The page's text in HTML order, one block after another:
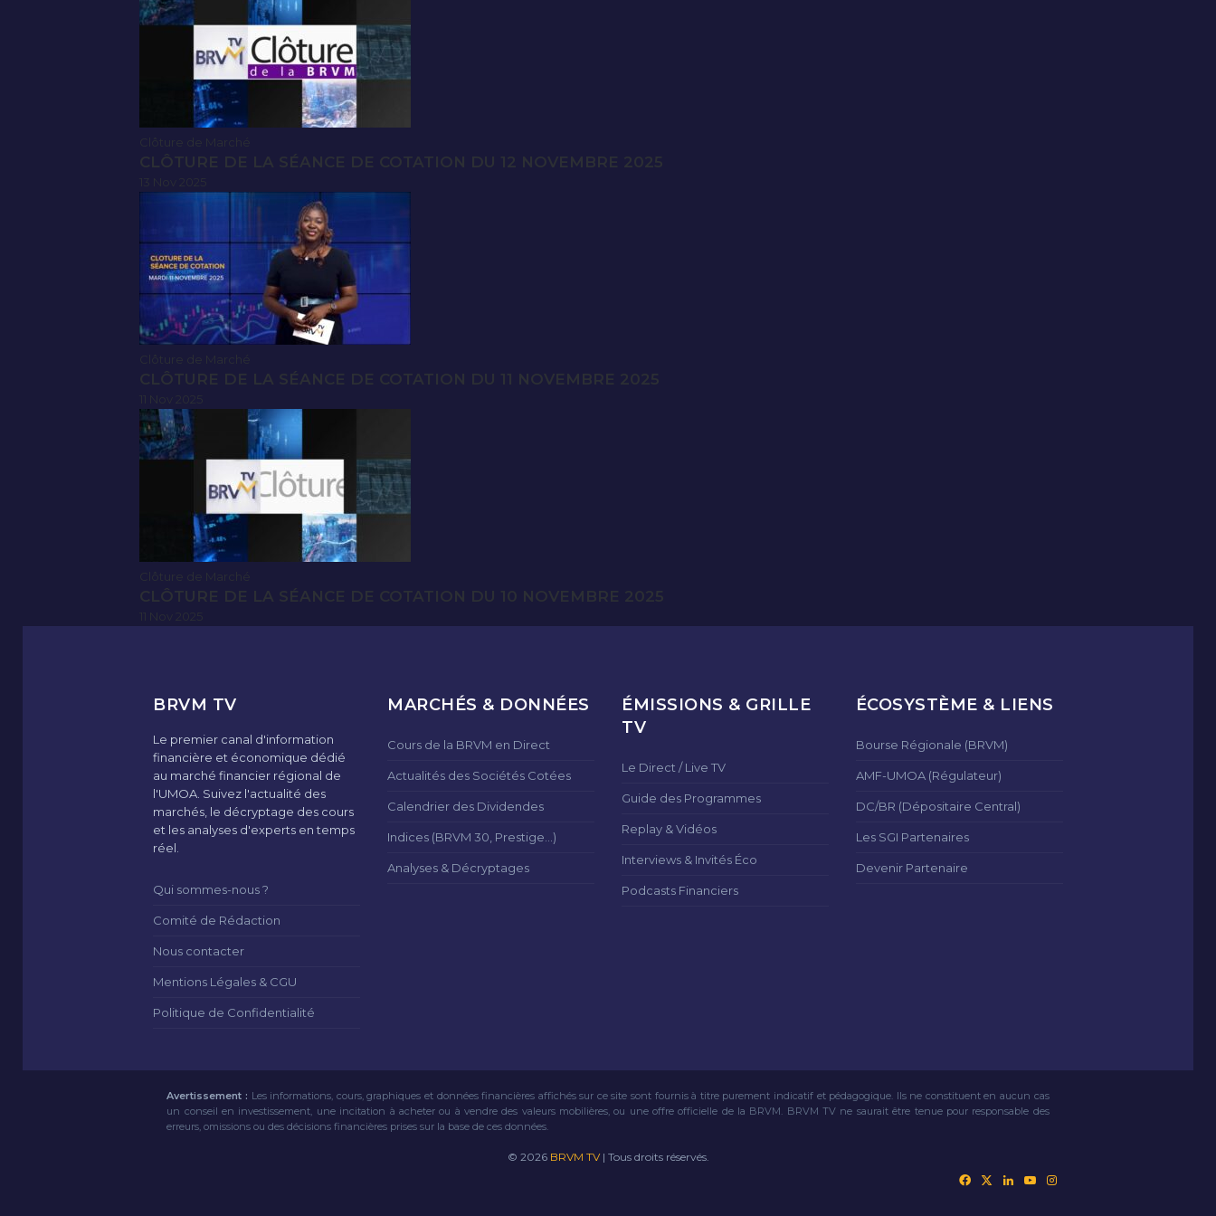
CLÔTURE DE LA SÉANCE DE COTATION DU 12 NOVEMBRE 2025
CLÔTURE DE LA SÉANCE DE COTATION DU 11 NOVEMBRE 2025
CLÔTURE DE LA SÉANCE DE COTATION DU 10 NOVEMBRE 2025
BRVM TV
Le premier canal d'information
financière et économique dédié
au marché financier régional de
l'UMOA. Suivez l'actualité des
marchés, le décryptage des cours
et les analyses d'experts en temps
réel.
Qui sommes-nous ?
Comité de Rédaction
Nous contacter
Mentions Légales & CGU
Politique de Confidentialité
MARCHÉS & DONNÉES
Cours de la BRVM en Direct
Actualités des Sociétés Cotées
Calendrier des Dividendes
Indices (BRVM 30, Prestige...)
Analyses & Décryptages
ÉMISSIONS & GRILLE
TV
Le Direct / Live TV
Guide des Programmes
Replay & Vidéos
Interviews & Invités Éco
Podcasts Financiers
ÉCOSYSTÈME & LIENS
Bourse Régionale (BRVM)
AMF-UMOA (Régulateur)
DC/BR (Dépositaire Central)
Les SGI Partenaires
Devenir Partenaire
Avertissement : Les informations, cours, graphiques et données financières affichés sur ce site sont fournis à titre purement indicatif et pédagogique. Ils ne constituent en aucun cas
un conseil en investissement, une incitation à acheter ou à vendre des valeurs mobilières, ou une offre officielle de la BRVM. BRVM TV ne saurait être tenue pour responsable des
erreurs, omissions ou des décisions financières prises sur la base de ces données.
© 2026 BRVM TV| Tous droits réservés.
FacebookLinkedinYouTube